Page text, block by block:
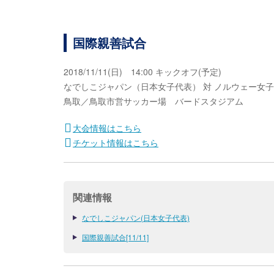
国際親善試合
2018/11/11(日) 14:00 キックオフ(予定)
なでしこジャパン（日本女子代表） 対 ノルウェー女
鳥取／鳥取市営サッカー場 バードスタジアム
大会情報はこちら
チケット情報はこちら
関連情報
なでしこジャパン(日本女子代表)
国際親善試合[11/11]